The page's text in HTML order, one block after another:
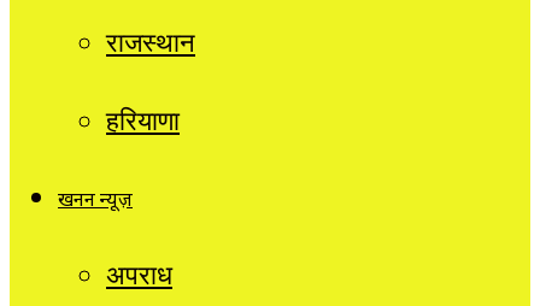
राजस्थान
हरियाणा
खनन न्यूज़
अपराध